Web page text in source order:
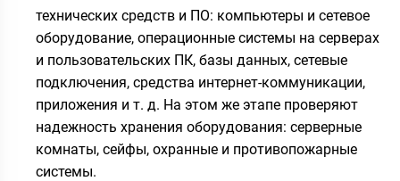
технических средств и ПО: компьютеры и сетевое
оборудование, операционные системы на серверах
и пользовательских ПК, базы данных, сетевые
подключения, средства интернет-коммуникации,
приложения и т. д. На этом же этапе проверяют
надежность хранения оборудования: серверные
комнаты, сейфы, охранные и противопожарные
системы.